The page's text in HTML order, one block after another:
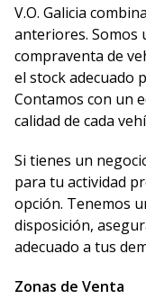
V.O. Galicia
anteriores. Somos
compraventa de
el stock adecuado
Contamos con un
calidad de cada
Si tienes un
para tu actividad
opción. Tenemos
disposición,
adecuado a tus
Zonas de Venta